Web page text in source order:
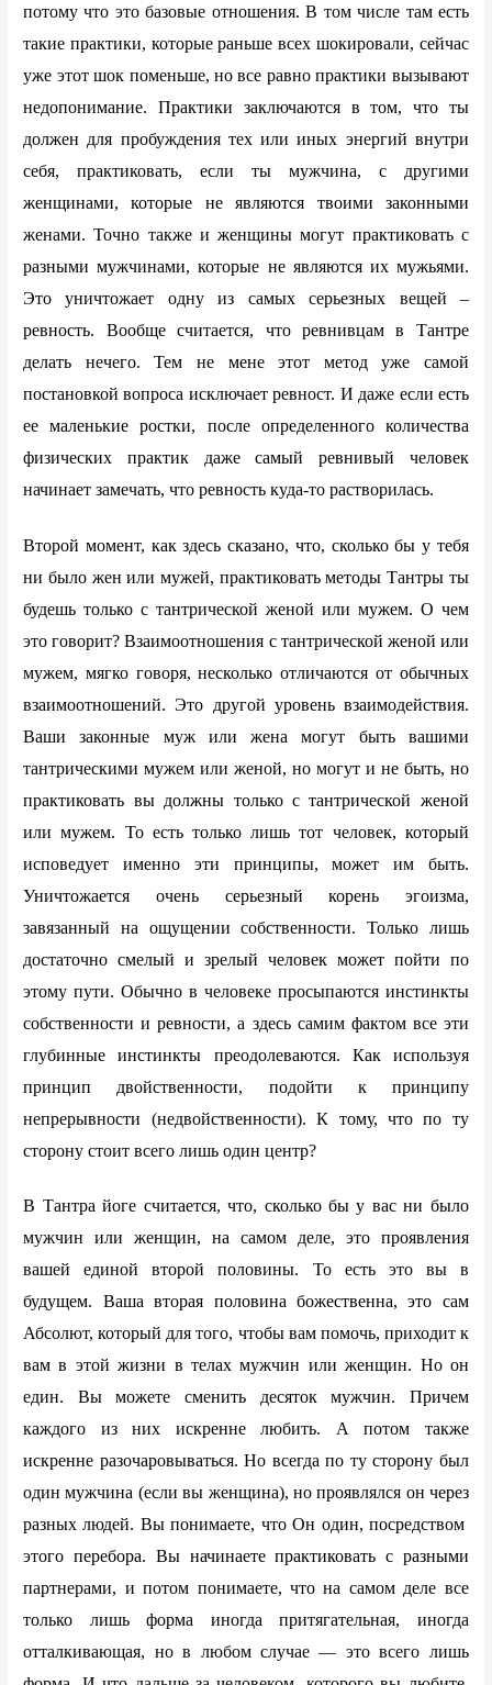
потому что это базовые отношения. В том числе там есть
такие практики, которые раньше всех шокировали, сейчас
уже этот шок поменьше, но все равно практики вызывают
недопонимание. Практики заключаются в том, что ты
должен для пробуждения тех или иных энергий внутри
себя, практиковать, если ты мужчина, с другими
женщинами, которые не являются твоими законными
женами. Точно также и женщины могут практиковать с
разными мужчинами, которые не являются их мужьями.
Это уничтожает одну из самых серьезных вещей –
ревность. Вообще считается, что ревнивцам в Тантре
делать нечего. Тем не мене этот метод уже самой
постановкой вопроса исключает ревност. И даже если есть
ее маленькие ростки, после определенного количества
физических практик даже самый ревнивый человек
начинает замечать, что ревность куда-то растворилась.
Второй момент, как здесь сказано, что, сколько бы у тебя
ни было жен или мужей, практиковать методы Тантры ты
будешь только с тантрической женой или мужем. О чем
это говорит? Взаимоотношения с тантрической женой или
мужем, мягко говоря, несколько отличаются от обычных
взаимоотношений. Это другой уровень взаимодействия.
Ваши законные муж или жена могут быть вашими
тантрическими мужем или женой, но могут и не быть, но
практиковать вы должны только с тантрической женой
или мужем. То есть только лишь тот человек, который
исповедует именно эти принципы, может им быть.
Уничтожается очень серьезный корень эгоизма,
завязанный на ощущении собственности. Только лишь
достаточно смелый и зрелый человек может пойти по
этому пути. Обычно в человеке просыпаются инстинкты
собственности и ревности, а здесь самим фактом все эти
глубинные инстинкты преодолеваются. Как используя
принцип двойственности, подойти к принципу
непрерывности (недвойственности). К тому, что по ту
сторону стоит всего лишь один центр?
В Тантра йоге считается, что, сколько бы у вас ни было
мужчин или женщин, на самом деле, это проявления
вашей единой второй половины. То есть это вы в
будущем. Ваша вторая половина божественна, это сам
Абсолют, который для того, чтобы вам помочь, приходит к
вам в этой жизни в телах мужчин или женщин. Но он
един. Вы можете сменить десяток мужчин. Причем
каждого из них искренне любить. А потом также
искренне разочаровываться. Но всегда по ту сторону был
один мужчина (если вы женщина), но проявлялся он через
разных людей. Вы понимаете, что Он один, посредством
этого перебора. Вы начинаете практиковать с разными
партнерами, и потом понимаете, что на самом деле все
только лишь форма иногда притягательная, иногда
отталкивающая, но в любом случае — это всего лишь